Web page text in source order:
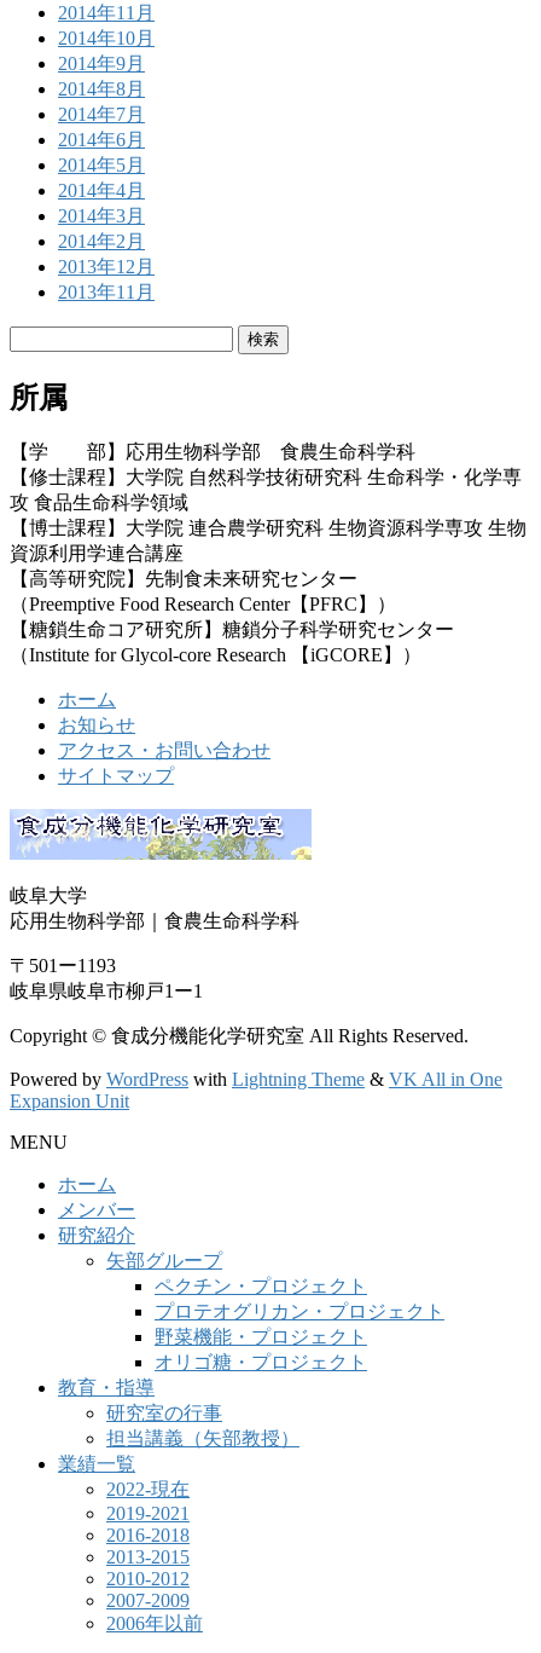
2014年11月
2014年10月
2014年9月
2014年8月
2014年7月
2014年6月
2014年5月
2014年4月
2014年3月
2014年2月
2013年12月
2013年11月
所属
【学 部】応用生物科学部 食農生命科学科
【修士課程】大学院 自然科学技術研究科 生命科学・化学専
攻 食品生命科学領域
【博士課程】大学院 連合農学研究科 生物資源科学専攻 生物
資源利用学連合講座
【高等研究院】先制食未来研究センター
（Preemptive Food Research Center【PFRC】）
【糖鎖生命コア研究所】糖鎖分子科学研究センター
（Institute for Glycol-core Research 【iGCORE】）
ホーム
お知らせ
アクセス・お問い合わせ
サイトマップ
岐阜大学
応用生物科学部｜食農生命科学科
〒501ー1193
岐阜県岐阜市柳戸1ー1
Copyright © 食成分機能化学研究室 All Rights Reserved.
Powered by WordPress with Lightning Theme & VK All in One
Expansion Unit
MENU
ホーム
メンバー
研究紹介
矢部グループ
ペクチン・プロジェクト
プロテオグリカン・プロジェクト
野菜機能・プロジェクト
オリゴ糖・プロジェクト
教育・指導
研究室の行事
担当講義（矢部教授）
業績一覧
2022-現在
2019-2021
2016-2018
2013-2015
2010-2012
2007-2009
2006年以前